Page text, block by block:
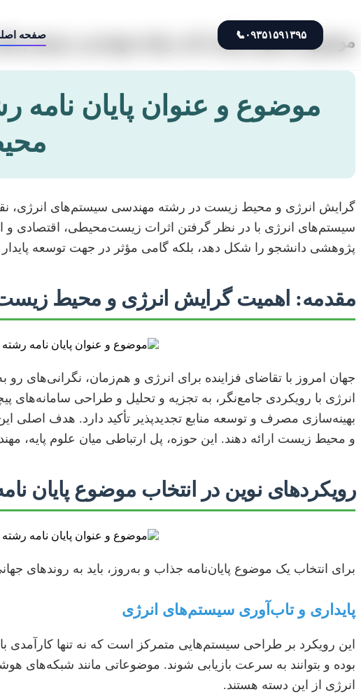
۰۹۳۵۱۵۹۱۳۹۵📞 صفحه
موضوع و عنوان پایان نامه رشته مهندسی سیستم
موضوع و عنوان پایان
گرایش انرژی و محیط زیست در رشته مهندسی سیستم‌های انرژی،
سیستم‌های انرژی با در نظر گرفتن اثرات زیست‌محیطی، اقتصادی و
پژوهشی دانشجو را شکل دهد، بلکه گامی مؤثر در جهت توسعه
مقدمه: اهمیت گرایش انرژی و محیط
جهان امروز با تقاضای فزاینده برای انرژی و هم‌زمان، نگرانی‌های
انرژی با رویکردی جامع‌نگر، به تجزیه و تحلیل و طراحی سامانه‌های
بهینه‌سازی مصرف و توسعه منابع تجدیدپذیر تأکید دارد. هدف اصلی
و محیط زیست ارائه دهند. این حوزه، پل ارتباطی میان علوم پایه،
رویکردهای نوین در انتخاب موضوع پایان
برای انتخاب یک موضوع پایان‌نامه جذاب و به‌روز، باید به روندهای
پایداری و تاب‌آوری سیستم‌های انرژی
این رویکرد بر طراحی سیستم‌هایی متمرکز است که نه تنها کارآمدی
بوده و بتوانند به سرعت بازیابی شوند. موضوعاتی مانند شبکه‌های
انرژی از این دسته هستند.